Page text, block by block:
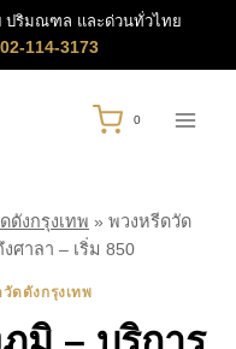
ปริมณฑล และด่วนทั่วไทย
114-3173
0
ดังกรุงเทพ » พวงหรีดวัด
ศาลา – เริ่ม 850
ดดังกรุงเทพ
มิ – บริการ